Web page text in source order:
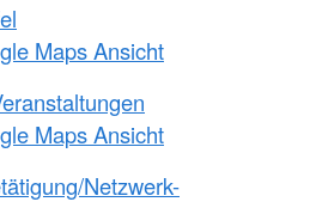
Maps Ansicht
Maps Ansicht
Netzwerk-